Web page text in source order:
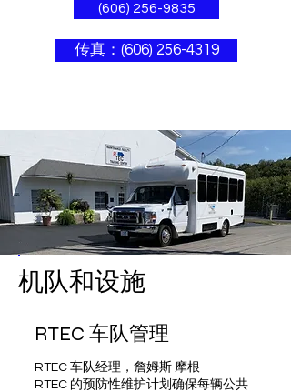
(606) 256-9835
传真：(606) 256-4319
机队和设施
RTEC 车队管理
RTEC 车队经理，詹姆斯·摩根
RTEC 的预防性维护计划确保每辆公共